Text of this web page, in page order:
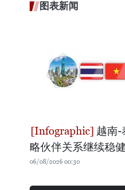
图表新闻
越南-
略伙伴关系继续稳
06/08/2026 00:30